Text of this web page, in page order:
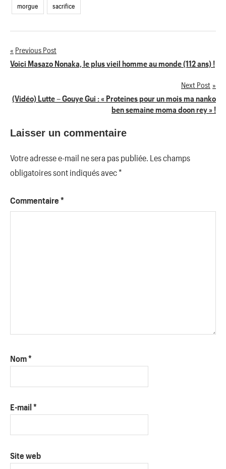
morgue sacrifice
Navigation
l’article
Previous Post
Voici Masazo Nonaka, le plus vieil homme au monde (112 ans) !
Next Post
(Vidéo) Lutte – Gouye Gui : « Proteines pour un mois ma nanko
ben semaine moma doon rey » !
Laisser un commentaire
Votre adresse e-mail ne sera pas publiée. Les champs
obligatoires sont indiqués avec*
Commentaire *
Nom*
E-mail *
Site web